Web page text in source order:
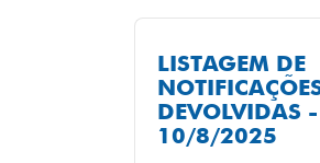
LISTAGEM DE
DEVOLVIDAS
10/8/2025